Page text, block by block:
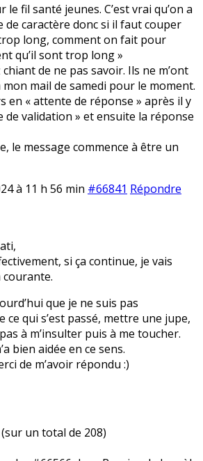
le fil santé jeunes. C’est vrai qu’on a
de caractère donc si il faut couper
long, comment on fait pour
qu’il sont trop long »
chiant de ne pas savoir. Ils ne m’ont
mail de samedi pour le moment.
en « attente de réponse » après il y
de validation » et ensuite la réponse
le message commence à être un
à 11 h 56 min #66841 Répondre
si ça continue, je vais
que je ne suis pas
ce qui s’est passé, mettre une jupe,
à m’insulter puis à me toucher.
bien aidée en ce sens.
de m’avoir répondu :)
un total de 208)